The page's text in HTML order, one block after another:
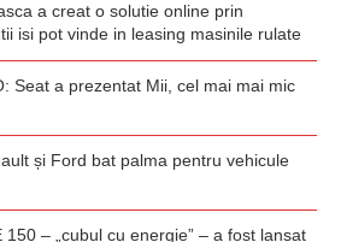
a creat o solutie online prin
isi pot vinde in leasing masinile rulate
Seat a prezentat Mii, cel mai mai mic
și Ford bat palma pentru vehicule
150 – „cubul cu energie” – a fost lansat